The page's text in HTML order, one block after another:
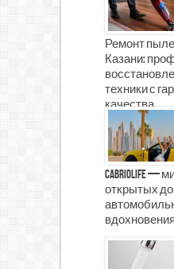
Ремонт
Казани:
техники с
качества
CabrioLife —
открытых
вдохновения